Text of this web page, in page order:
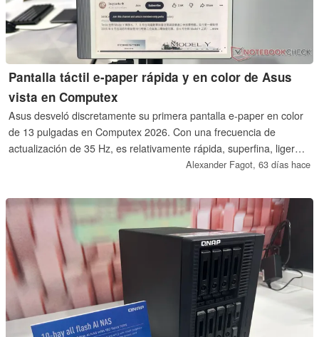
Pantalla táctil e-paper rápida y en color de Asus
vista en Computex
Asus desveló discretamente su primera pantalla e-paper en color
de 13 pulgadas en Computex 2026. Con una frecuencia de
actualización de 35 Hz, es relativamente rápida, superfina, ligera y
muy eficiente energéticamente. El soporte plegable y flexible
Alexander Fagot, 63 días hace